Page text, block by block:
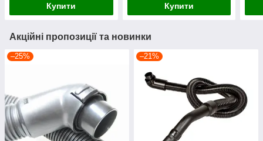
Купити Купити
Акційні пропозиції та новинки
–25% –21%